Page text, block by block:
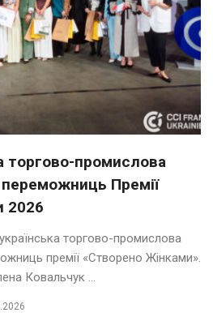
торгово-промислова
Премії
2026
торгово-промислова
премії «Створено Жінками».
Ковальчук ...